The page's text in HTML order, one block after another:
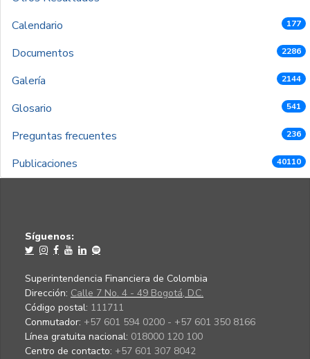
Calendario
177
Documentos 2286
Galería 2144
Glosario 541
Preguntas frecuentes 236
Publicaciones 40110
Síguenos:
Superintendencia Financiera de Colombia
Dirección: Calle 7 No. 4 - 49 Bogotá, D.C.
Código postal: 111711
Conmutador: +57 601 594 0200 - +57 601 350 8166
Línea gratuita nacional: 018000 120 100
Centro de contacto: +57 601 307 8042